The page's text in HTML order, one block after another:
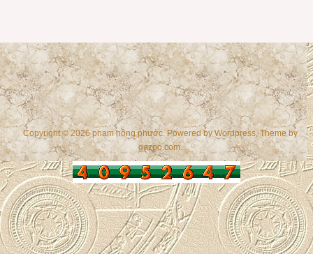
Copyright © 2026 phạm hồng phước. Powered byWordpress , Theme by
gazpo.com.